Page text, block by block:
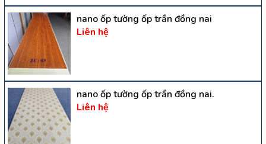
nano ốp tường ốp trần đồng nai
Liên hệ
nano ốp tường ốp trần đồng nai.
Liên hệ